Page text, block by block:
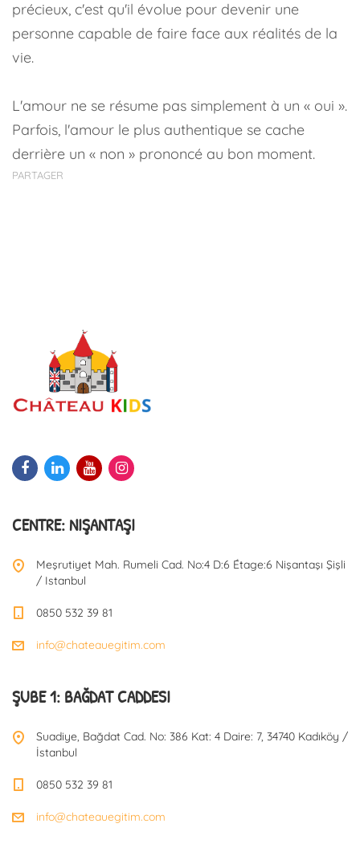
précieux, c'est qu'il évolue pour devenir une
personne capable de faire face aux réalités de la
vie.
L'amour ne se résume pas simplement à un « oui ».
Parfois, l'amour le plus authentique se cache
derrière un « non » prononcé au bon moment.
PARTAGER
CENTRE: NIŞANTAŞI
Meşrutiyet Mah. Rumeli Cad. No:4 D:6 Étage:6 Nişantaşı Şişli
/ Istanbul
0850 532 39 81
info@chateauegitim.com
ŞUBE 1: BAĞDAT CADDESI
Suadiye, Bağdat Cad. No: 386 Kat: 4 Daire: 7, 34740 Kadıköy /
İstanbul
0850 532 39 81
info@chateauegitim.com